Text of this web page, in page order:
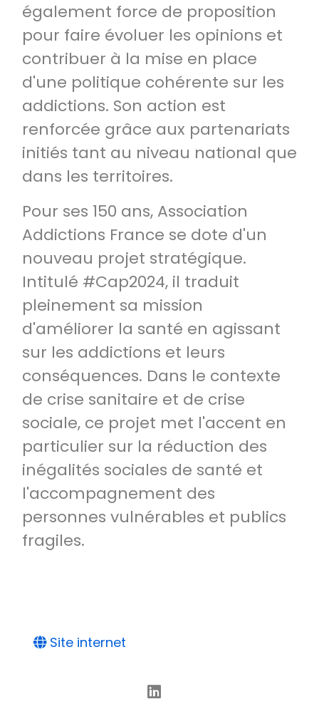
également force de proposition
pour faire évoluer les opinions et
contribuer à la mise en place
d'une politique cohérente sur les
addictions. Son action est
renforcée grâce aux partenariats
initiés tant au niveau national que
dans les territoires.
Pour ses 150 ans, Association
Addictions France se dote d'un
nouveau projet stratégique.
Intitulé #Cap2024, il traduit
pleinement sa mission
d'améliorer la santé en agissant
sur les addictions et leurs
conséquences. Dans le contexte
de crise sanitaire et de crise
sociale, ce projet met l'accent en
particulier sur la réduction des
inégalités sociales de santé et
l'accompagnement des
personnes vulnérables et publics
fragiles.
Site internet